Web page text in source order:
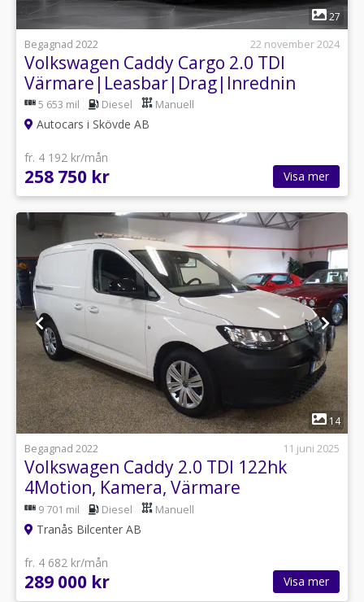
1
27
Begagnad 2022
22 november 2024
Volkswagen Caddy Cargo 2.0 TDI
Värmare|Leasbar|Drag|Inrednin
5 653 mil Diesel Manuell
Autocars i Skövde AB
fr. 4 192 kr/mån
258 750 kr Visa mer
1
14
Begagnad 2022
11 juni 2025
Volkswagen Caddy 2.0 TDI 122hk
4Motion, Kamera, Värmare
9 701 mil Diesel Manuell
Tranås Bilcenter AB
fr. 4 682 kr/mån
289 000 kr Visa mer